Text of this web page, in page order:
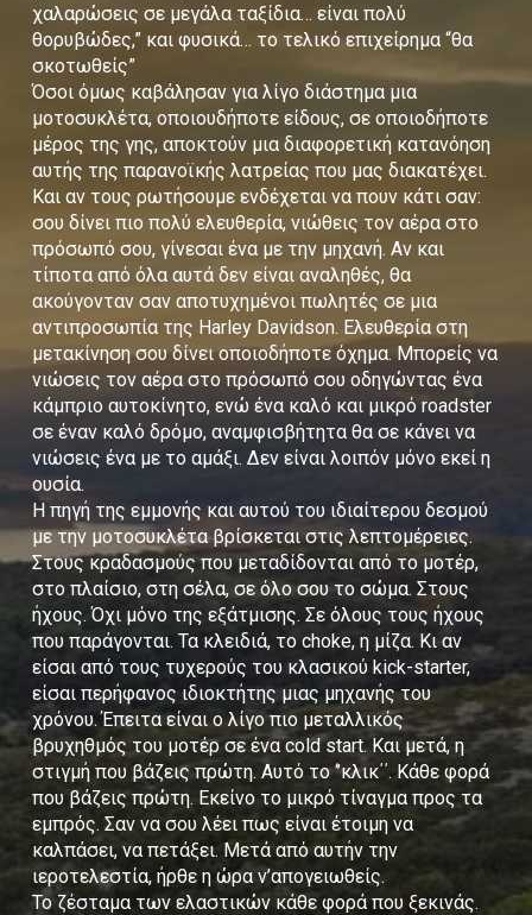
χαλαρώσεις σε μεγάλα ταξίδια… είναι πολύ
θορυβώδες,” και φυσικά… το τελικό επιχείρημα “θα
σκοτωθείς”
Όσοι όμως καβάλησαν για λίγο διάστημα μια
μοτοσυκλέτα, οποιουδήποτε είδους, σε οποιοδήποτε
μέρος της γης, αποκτούν μια διαφορετική κατανόηση
αυτής της παρανοϊκής λατρείας που μας διακατέχει.
Και αν τους ρωτήσουμε ενδέχεται να πουν κάτι σαν:
σου δίνει πιο πολύ ελευθερία, νιώθεις τον αέρα στο
πρόσωπό σου, γίνεσαι ένα με την μηχανή. Αν και
τίποτα από όλα αυτά δεν είναι αναληθές, θα
ακούγονταν σαν αποτυχημένοι πωλητές σε μια
αντιπροσωπία της Harley Davidson. Ελευθερία στη
μετακίνηση σου δίνει οποιοδήποτε όχημα. Μπορείς να
νιώσεις τον αέρα στο πρόσωπό σου οδηγώντας ένα
κάμπριο αυτοκίνητο, ενώ ένα καλό και μικρό roadster
σε έναν καλό δρόμο, αναμφισβήτητα θα σε κάνει να
νιώσεις ένα με το αμάξι. Δεν είναι λοιπόν μόνο εκεί η
ουσία.
Η πηγή της εμμονής και αυτού του ιδιαίτερου δεσμού
με την μοτοσυκλέτα βρίσκεται στις λεπτομέρειες.
Στους κραδασμούς που μεταδίδονται από το μοτέρ,
στο πλαίσιο, στη σέλα, σε όλο σου το σώμα. Στους
ήχους. Όχι μόνο της εξάτμισης. Σε όλους τους ήχους
που παράγονται. Τα κλειδιά, το choke, η μίζα. Κι αν
είσαι από τους τυχερούς του κλασικού kick-starter,
είσαι περήφανος ιδιοκτήτης μιας μηχανής του
χρόνου. Έπειτα είναι ο λίγο πιο μεταλλικός
βρυχηθμός του μοτέρ σε ένα cold start. Και μετά, η
στιγμή που βάζεις πρώτη. Αυτό το ‘’κλικ΄΄. Κάθε φορά
που βάζεις πρώτη. Εκείνο το μικρό τίναγμα προς τα
εμπρός. Σαν να σου λέει πως είναι έτοιμη να
καλπάσει, να πετάξει. Μετά από αυτήν την
ιεροτελεστία, ήρθε η ώρα ν’απογειωθείς.
Το ζέσταμα των ελαστικών κάθε φορά που ξεκινάς.